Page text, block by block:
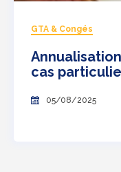
GTA & Congés
cas
05/08/2025